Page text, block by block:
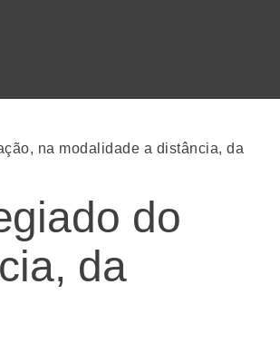
na modalidade a distância, da
do
da